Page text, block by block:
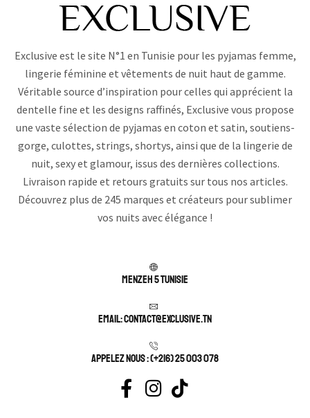
Exclusive est le site N°1 en Tunisie pour les pyjamas femme,
lingerie féminine et vêtements de nuit haut de gamme.
Véritable source d’inspiration pour celles qui apprécient la
dentelle fine et les designs raffinés, Exclusive vous propose
une vaste sélection de pyjamas en coton et satin, soutiens-
gorge, culottes, strings, shortys, ainsi que de la lingerie de
nuit, sexy et glamour, issus des dernières collections.
Livraison rapide et retours gratuits sur tous nos articles.
Découvrez plus de 245 marques et créateurs pour sublimer
vos nuits avec élégance !
Menzeh 5 TUNISIE
Email: contact@exclusive.tn
APPELEZ NOUS : (+216) 25 003 078